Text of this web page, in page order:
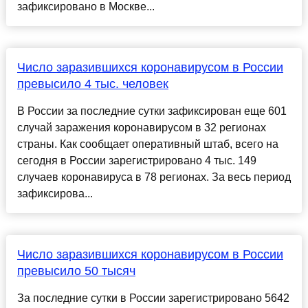
зафиксировано в Москве...
Число заразившихся коронавирусом в России
превысило 4 тыс. человек
В России за последние сутки зафиксирован еще 601
случай заражения коронавирусом в 32 регионах
страны. Как сообщает оперативный штаб, всего на
сегодня в России зарегистрировано 4 тыс. 149
случаев коронавируса в 78 регионах. За весь период
зафиксирова...
Число заразившихся коронавирусом в России
превысило 50 тысяч
За последние сутки в России зарегистрировано 5642